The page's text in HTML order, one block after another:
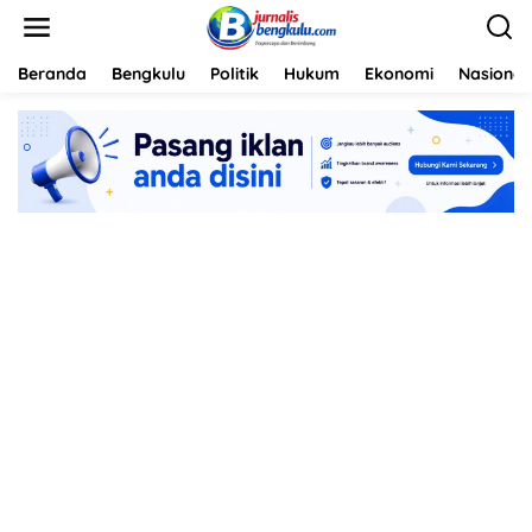
Beranda Bengkulu Politik Hukum Ekonomi Nasional